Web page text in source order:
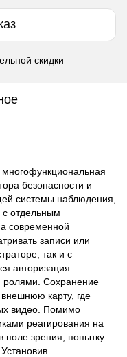
скидки
безопасности и
системы наблюдения,
с отдельным
современной
записи или
так и с
авторизация
ролями. Сохранение
карту, где
видео. Помимо
реагирования на
поле зрения, попытку